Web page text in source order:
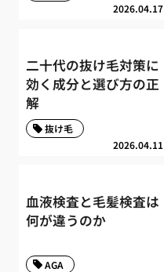
2026.04.17
二十代の抜け毛対策に
効く成分と選び方の正
解
2026.04.11
抜け毛
血液検査と毛髪検査は
何が違うのか
AGA